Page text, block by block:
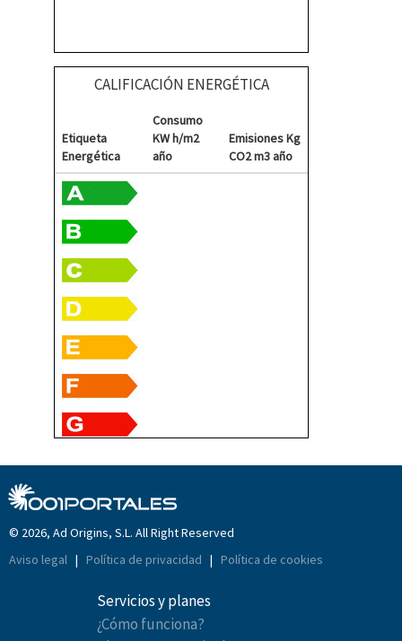
CALIFICACIÓN ENERGÉTICA
Etiqueta
Energética
Consumo
KW h/m2
año
Emisiones Kg
CO2 m3 año
© 2026, Ad Origins, S.L. All Right Reserved
Aviso legal | Política de privacidad | Política de cookies
Servicios y planes
¿Cómo funciona?